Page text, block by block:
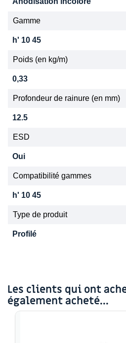
Gamme
h' 10 45
Poids (en kg/m)
0,33
Profondeur de rainure (en mm)
12.5
ESD
Oui
Compatibilité gammes
h' 10 45
Type de produit
Profilé
Les clients qui ont
également acheté...